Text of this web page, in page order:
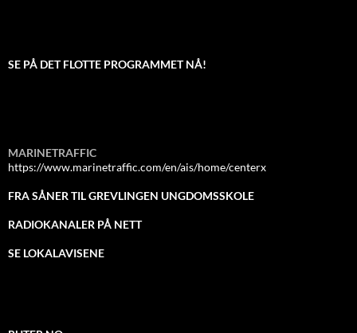
SE PÅ DET FLOTTE PROGRAMMET NÅ!
MARINETRAFFIC
https://www.marinetraffic.com/en/ais/home/centerx
FRA SÅNER TIL GREVLINGEN UNGDOMSSKOLE
RADIOKANALER PÅ NETT
SE LOKALAVISENE